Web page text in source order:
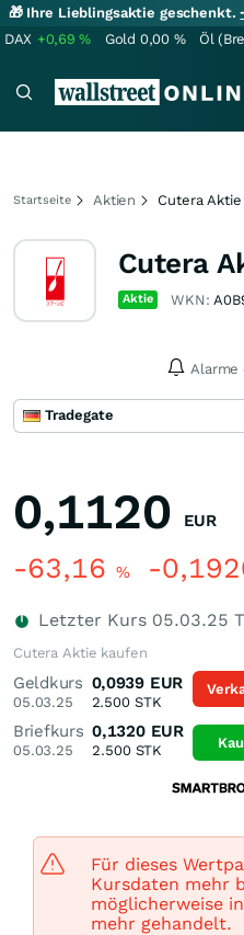
🎁 Ihre Lieblingsaktie geschenkt.
DAX +0,69% Gold 0,00 % Öl
Startseite Aktien Cutera Aktie
Cutera
Aktie WKN:
Alarme
Tradegate
0,1120 EUR
-63,16 % -
Letzter Kurs 05.03.25
Cutera Aktie kaufen
Geldkurs
05.03.25
0,0939 EUR
2.500STK
Briefkurs
05.03.25
0,1320 EUR
2.500STK
Für dieses
Kursdaten mehr
möglicherweise
mehr gehandelt.